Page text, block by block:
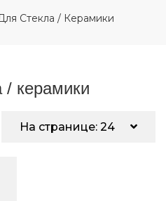
Стекла / Керамики
/ керамики
На странице: 24